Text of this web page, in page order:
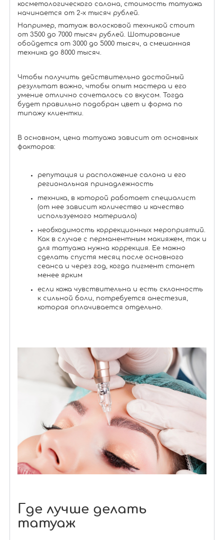
косметологического салона, стоимость татуажа
начинается от 2-х тысяч рублей.
Например, татуаж волосковой техникой стоит
от 3500 до 7000 тысяч рублей. Шотирование
обойдется от 3000 до 5000 тысяч, а смешанная
техника до 8000 тысяч.
Чтобы получить действительно достойный
результат важно, чтобы опыт мастера и его
умение отлично сочеталось со вкусом. Тогда
будет правильно подобран цвет и форма по
типажу клиентки.
В основном, цена татуажа зависит от основных
факторов:
репутация и расположение салона и его
региональная принадлежность
техника, в которой работает специалист
(от нее зависит количество и качество
используемого материала)
необходимость коррекционных мероприятий.
Как в случае с перманентным макияжем, так и
для татуажа нужна коррекция. Ее можно
сделать спустя месяц после основного
сеанса и через год, когда пигмент станет
менее ярким
если кожа чувствительна и есть склонность
к сильной боли, потребуется анестезия,
которая оплачивается отдельно.
Где лучше делать
татуаж